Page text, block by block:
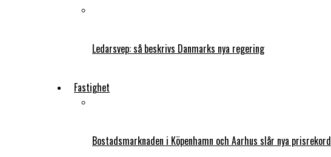
Ledarsvep: så beskrivs Danmarks nya regering
Fastighet
Bostadsmarknaden i Köpenhamn och Aarhus slår nya prisrekord